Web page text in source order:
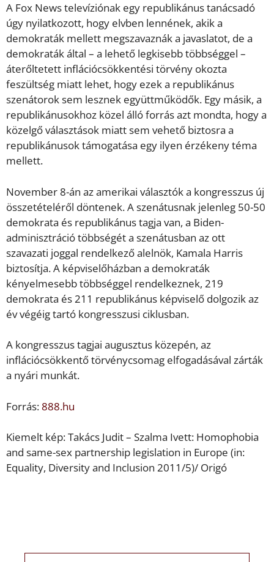
A Fox News televíziónak egy republikánus tanácsadó
úgy nyilatkozott, hogy elvben lennének, akik a
demokraták mellett megszavaznák a javaslatot, de a
demokraták által – a lehető legkisebb többséggel –
áterőltetett inflációcsökkentési törvény okozta
feszültség miatt lehet, hogy ezek a republikánus
szenátorok sem lesznek együttműködők. Egy másik, a
republikánusokhoz közel álló forrás azt mondta, hogy a
közelgő választások miatt sem vehető biztosra a
republikánusok támogatása egy ilyen érzékeny téma
mellett.
November 8-án az amerikai választók a kongresszus új
összetételéről döntenek. A szenátusnak jelenleg 50-50
demokrata és republikánus tagja van, a Biden-
adminisztráció többségét a szenátusban az ott
szavazati joggal rendelkező alelnök, Kamala Harris
biztosítja. A képviselőházban a demokraták
kényelmesebb többséggel rendelkeznek, 219
demokrata és 211 republikánus képviselő dolgozik az
év végéig tartó kongresszusi ciklusban.
A kongresszus tagjai augusztus közepén, az
inflációcsökkentő törvénycsomag elfogadásával zárták
a nyári munkát.
Forrás:888.hu
Kiemelt kép: Takács Judit – Szalma Ivett: Homophobia
and same-sex partnership legislation in Europe (in:
Equality, Diversity and Inclusion 2011/5)/ Origó